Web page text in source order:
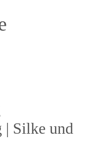
Silke und